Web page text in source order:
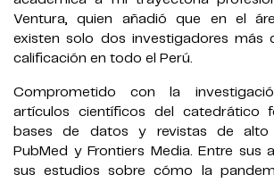
Ventura, quien añadió que en el
existen solo dos investigadores más
calificación en todo el Perú.
Comprometido con la
artículos científicos del catedrático
bases de datos y revistas de alto
PubMed y Frontiers Media. Entre sus
sus estudios sobre cómo la